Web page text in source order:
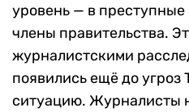
уровень — в
члены правительства.
журналистскими
появились ещё до угроз
ситуацию. Журналисты